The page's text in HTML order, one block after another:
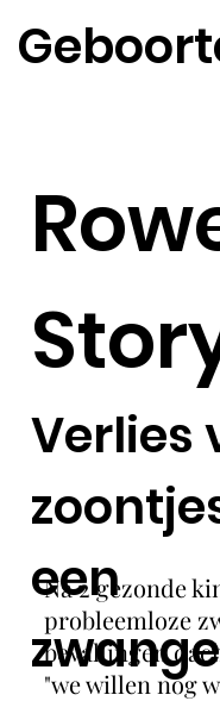
Na 2 gezonde
probleemloze
bevallingen
"we willen nog
Verlies
een